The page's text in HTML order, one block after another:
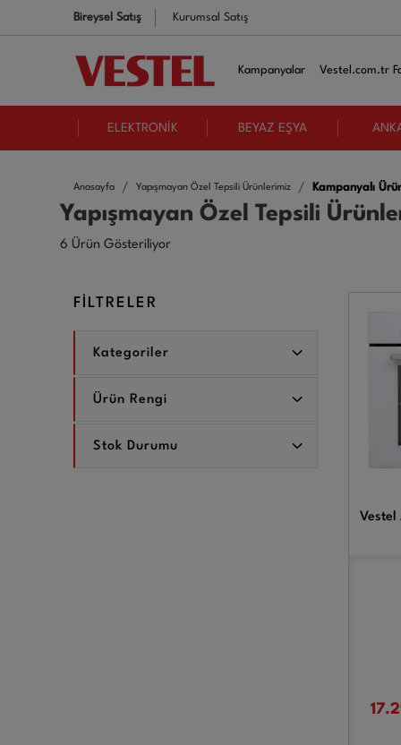
Bireysel Satış Kurumsal Satış
Kampanyalar Vestel.com.tr
ELEKTRONİK BEYAZ EŞYA
Anasayfa Yapışmayan Özel Tepsili Ürünlerimiz Kampanyalı
Yapışmayan Özel Tepsili
6 Ürün Gösteriliyor
FİLTRELER
Kategoriler
Ürün Rengi
Stok Durumu
Vestel